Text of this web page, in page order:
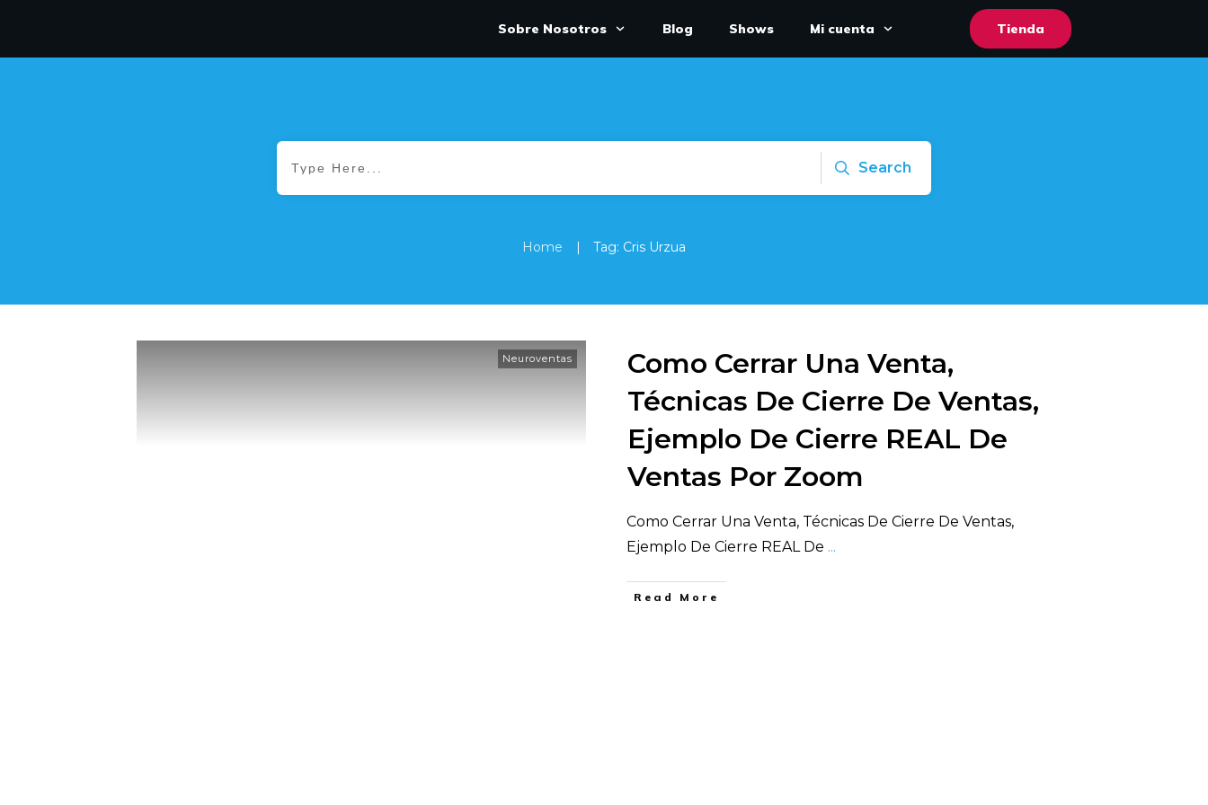
Sobre Nosotros Blog Shows Mi cuenta Tienda
Search
Home | Tag: Cris Urzua
Neuroventas
Como Cerrar Una Venta,
Técnicas De Cierre De Ventas,
Ejemplo De Cierre REAL De
Ventas Por Zoom
Como Cerrar Una Venta, Técnicas De Cierre De Ventas,
Ejemplo De Cierre REAL De ...
​Read More